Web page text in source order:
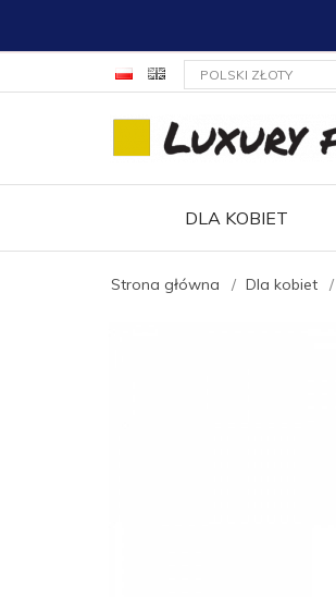
currency_h
DLA KOBIET
Strona główna Dla kobiet